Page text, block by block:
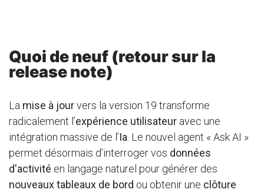
Quoi de neuf (retour sur la
release note)
La mise à jourvers la version 19 transforme
radicalement l’expérience utilisateur avec une
intégration massive de l’Ia. Le nouvel agent « Ask AI »
permet désormais d’interroger vos données
d'activité en langage naturel pour générer des
nouveaux tableaux de bord ou obtenir une clôture